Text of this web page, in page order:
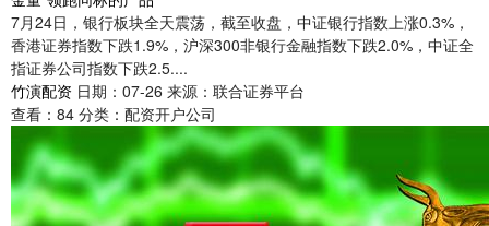
7月24日，银行板块全天震荡，截至收盘，中证银行指数上涨0.3%，
香港证券指数下跌1.9%，沪深300非银行金融指数下跌2.0%，中证全
指证券公司指数下跌2.5....
竹演配资 日期：07-26 来源：联合证券平台
查看： 84 分类： 配资开户公司